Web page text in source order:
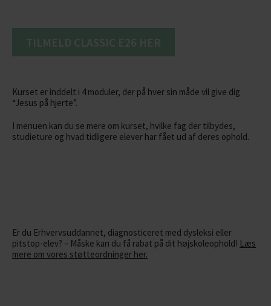
TILMELD CLASSIC E26 HER
Kurset er inddelt i 4 moduler, der på hver sin måde vil give dig
“Jesus på hjerte”.
I menuen kan du se mere om kurset, hvilke fag der tilbydes,
studieture og hvad tidligere elever har fået ud af deres ophold.
Er du Erhvervsuddannet, diagnosticeret med dysleksi eller
pitstop-elev? – Måske kan du få rabat på dit højskoleophold! Læs
mere om vores støtteordninger her.